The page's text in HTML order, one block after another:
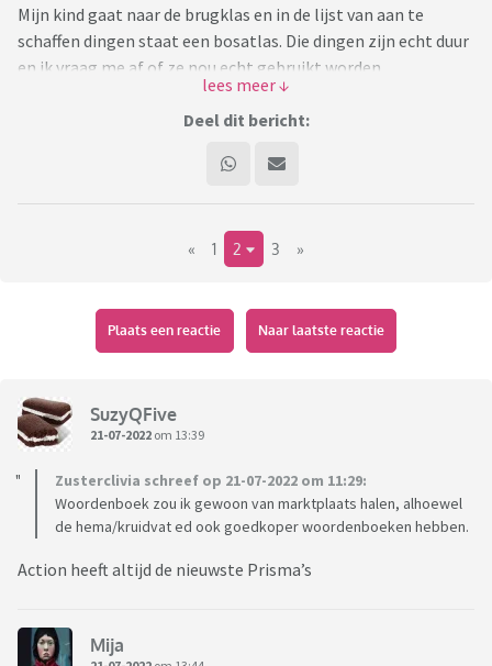
Mijn kind gaat naar de brugklas en in de lijst van aan te
schaffen dingen staat een bosatlas. Die dingen zijn echt duur
en ik vraag me af of ze nou echt gebruikt worden.
Marktplaats staat vol met oude edities die nauwelijks
om nu al een bosatlas aan te schaffen en moet het dan ook
de nieuwste editie zijn? Of kan het ook een editie zijn van een
aantal jaar geleden? Even ter vergelijk: Een 56e editie kost
€70, een 54e editie op MP rond de €20.
er inderdaad gewoon de nieuwste aangeschaft moet worden.
Deel dit bericht:
« 1 2 3 »
Plaats een reactie Naar laatste reactie
SuzyQFive
21-07-2022 om 13:39
Zusterclivia schreef op 21-07-2022 om 11:29:
Woordenboek zou ik gewoon van marktplaats halen, alhoewel
de hema/kruidvat ed ook goedkoper woordenboeken hebben.
Action heeft altijd de nieuwste Prisma’s
Mija